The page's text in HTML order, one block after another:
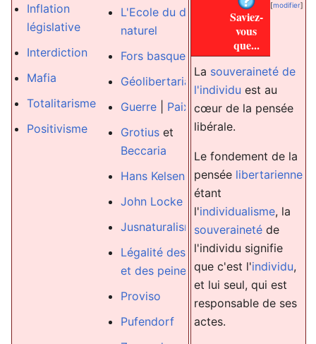
Inflation
législative
Interdiction
Mafia
Totalitarisme
Positivisme
L'Ecole du droit
naturel
Fors basques
Géolibertarianisme
Guerre
Paix
Grotius et
Beccaria
Hans Kelsen
John Locke
Jusnaturalisme
Légalité des délits
et des peines
Proviso
Pufendorf
contrats
Droit au port
d'armes
Défense
Droit à la vie
Suicide
Entreprise
limitée
Propriété
Propriété
intellectuelle
[modifier]
Saviez-
vous
que...
La souveraineté de
l'individu est au
cœur de la pensée
libérale.
Le fondement de la
pensée libertarienne
étant
l'individualisme, la
souverainetéde
l'individu signifie
que c'est l'individu,
et lui seul, qui est
responsable de ses
actes.